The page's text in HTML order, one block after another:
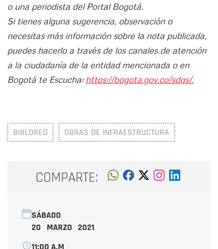
o una periodista del Portal Bogotá.
Si tienes alguna sugerencia, observación o
necesitas más información sobre la nota publicada,
puedes hacerlo a través de los canales de atención
a la ciudadanía de la entidad mencionada o en
Bogotá te Escucha: https://bogota.gov.co/sdqs/.
BIBLORED OBRAS DE INFRAESTRUCTURA
COMPARTE:
SÁBADO
20 MARZO 2021
11:00 A.M